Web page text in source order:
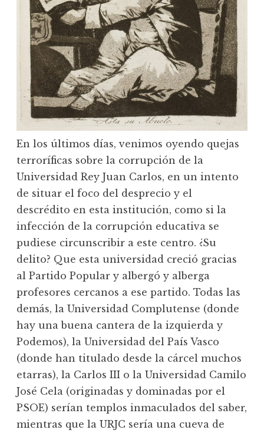
En los últimos días, venimos oyendo quejas
terroríficas sobre la corrupción de la
Universidad Rey Juan Carlos, en un intento
de situar el foco del desprecio y el
descrédito en esta institución, como si la
infección de la corrupción educativa se
pudiese circunscribir a este centro. ¿Su
delito? Que esta universidad creció gracias
al Partido Popular y albergó y alberga
profesores cercanos a ese partido. Todas las
demás, la Universidad Complutense (donde
hay una buena cantera de la izquierda y
Podemos), la Universidad del País Vasco
(donde han titulado desde la cárcel muchos
etarras), la Carlos III o la Universidad Camilo
José Cela (originadas y dominadas por el
PSOE) serían templos inmaculados del saber,
mientras que la URJC sería una cueva de